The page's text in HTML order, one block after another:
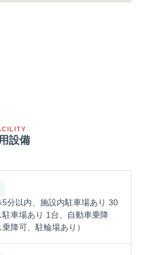
設備
5分以内、施設内駐車場あり 30
駐車場あり 1台、自動車乗降
降可、駐輪場あり）